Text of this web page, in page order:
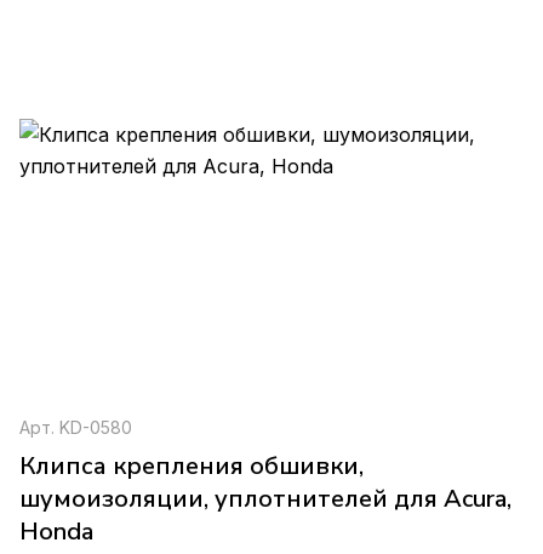
Арт. KD-0580
Клипса крепления обшивки,
шумоизоляции, уплотнителей для Acura,
Honda